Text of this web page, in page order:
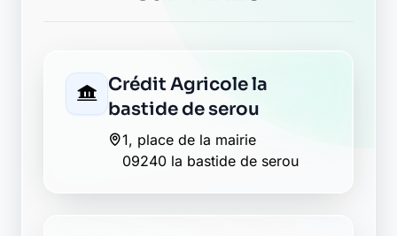
Crédit Agricole la
bastide de serou
1, place de la mairie
09240 la bastide de serou